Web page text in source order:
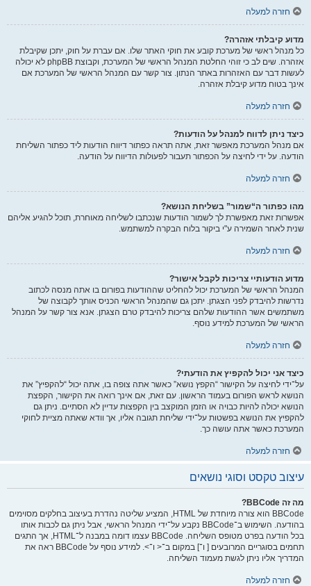
חזרה למעלה
מדוע קיבלתי אזהרה?
כל מנהל ראשי של מערכת קובע את חוקי האתר שלו. אם עברת על חוק, יתכן שקיבלת
אזהרה. שים לב כי זוהי החלטת המנהל הראשי של המערכת, וקבוצת phpBB לא יכולה
לעשות דבר עם האזהרות באתר הנתון. צור קשר עם המנהל הראשי של המערכת אם
אינך בטוח מדוע קיבלת אזהרה.
חזרה למעלה
כיצד ניתן לדווח למנהל על הודעות?
אם מנהל המערכת מאפשר זאת, אתה תראה כפתור דיווח הודעות ליד כפתור השליחת
הודעה. על ידי לחיצה על הכפתור תעבור לפעולות הדיווח על הודעה.
חזרה למעלה
מהו כפתור ה“שמור” בשליחת הנושא?
אפשרות זאת מאפשרת לך לשמור הודעות שנכתבו לשליחה מאוחרת, תוכל להגיע אליהם
שנית לאחר השמירה ע"י ביקור בלוח הבקרה למשתמש.
חזרה למעלה
מדוע הודעותיי צריכות לקבל אישור?
המנהל הראשי של המערכת יכול להחליט שההודעות בפורום בו אתה מנסה לכתוב
נדרשות להיבדק לפני הצגתן. יתכן גם שהמנהל הראשי הכניס אותך לקבוצה של
משתמשים אשר ההודעות שלהם צריכות להיבדק טרם הצגתן. אנא צור קשר על המנהל
הראשי של המערכת למידע נוסף.
חזרה למעלה
כיצד אני יכול להקפיץ את הודעתי?
על־ידי לחיצה על הקישור “הקפץ נושא” כאשר אתה צופה בו, אתה יכול “להקפיץ” את
הנושא לראש הפורום בעמוד הראשון. עם זאת, אם אינך רואה את הקישור, הקפצת
הנושא יכולה להיות כבויה או הזמן המוקצב בין הקפצות עדיין לא הסתיים. ניתן גם
להקפיץ את הנושא בפשטות על־ידי שליחת תגובה אליו, אך וודא שאתה מציית לחוקי
המערכת כאשר אתה עושה כך.
חזרה למעלה
עיצוב טקסט וסוגי נושאים
מה זה BBCode?
BBCode הוא צורה מיוחדת של HTML, המציע שליטה נהדרת בעיצוב בחלקים מסוימים
בהודעה. השימוש ב־BBCode נקבע על־ידי המנהל הראשי, אבל ניתן גם לכבות אותו
בכל הודעה בפרט מטופס השליחה. BBCode עצמו דומה במבנה ל־HTML, אך התגים
תחמים בסוגריים המרובעים [ ו־] במקום ב־< ו־>. למידע נוסף על BBCode ראה את
המדריך אליו ניתן לגשת מעמוד השליחה.
חזרה למעלה